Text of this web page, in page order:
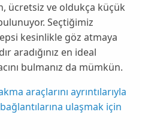
ücretsiz ve oldukça küçük
Seçtiğimiz
kesinlikle göz atmaya
aradığınız en ideal
bulmanız da mümkün.
araçlarını ayrıntılarıyla
ulaşmak için